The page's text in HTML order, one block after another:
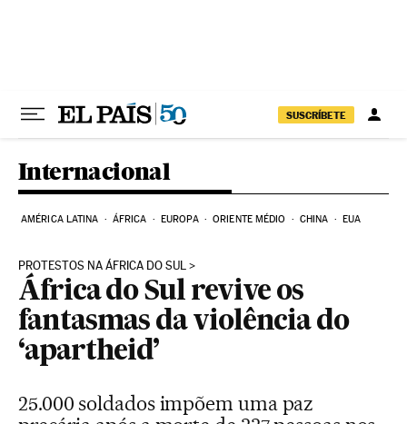
SUSCRÍBETE
Internacional
AMÉRICA LATINA ÁFRICA EUROPA ORIENTE MÉDIO CHINA EUA
PROTESTOS NA ÁFRICA DO SUL
África do Sul revive os
fantasmas da violência do
‘apartheid’
25.000 soldados impõem uma paz